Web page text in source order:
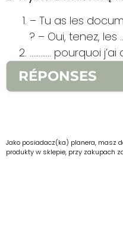
– Tu as les
? – Oui, tenez, les
………… pourquoi
RÉPONSES
un cours de danse
2. Voilà
Jako posiadacz(ka) planera, masz
produkty w sklepie, przy zakupach